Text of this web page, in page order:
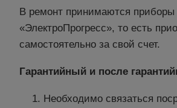
В ремонт принимаются приборы
«ЭлектроПрогресс», то есть
самостоятельно за свой счет.
Гарантийный и после
Необходимо связаться